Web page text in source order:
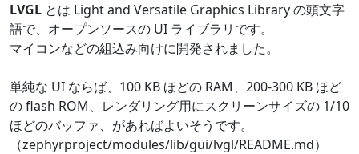
LVGL とは Light and Versatile Graphics Library の頭文字
語で、オープンソースの UI ライブラリです。
マイコンなどの組込み向けに開発されました。
単純な UI ならば、100 KB ほどの RAM、200-300 KB ほど
の flash ROM、レンダリング用にスクリーンサイズの 1/10
ほどのバッファ、があればよいそうです。
（zephyrproject/modules/lib/gui/lvgl/README.md）